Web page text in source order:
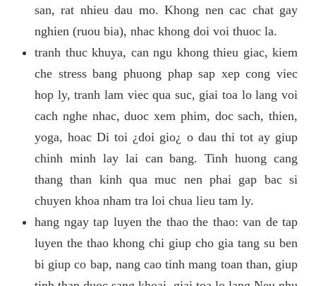
san, rat nhieu dau mo. Khong nen cac chat gay
nghien (ruou bia), nhac khong doi voi thuoc la.
tranh thuc khuya, can ngu khong thieu giac, kiem
che stress bang phuong phap sap xep cong viec
hop ly, tranh lam viec qua suc, giai toa lo lang voi
cach nghe nhac, duoc xem phim, doc sach, thien,
yoga, hoac Di toi ¿doi gio¿ o dau thi tot ay giup
chinh minh lay lai can bang. Tinh huong cang
thang than kinh qua muc nen phai gap bac si
chuyen khoa nham tra loi chua lieu tam ly.
hang ngay tap luyen the thao the thao: van de tap
luyen the thao khong chi giup cho gia tang su ben
bi giup co bap, nang cao tinh mang toan than, giup